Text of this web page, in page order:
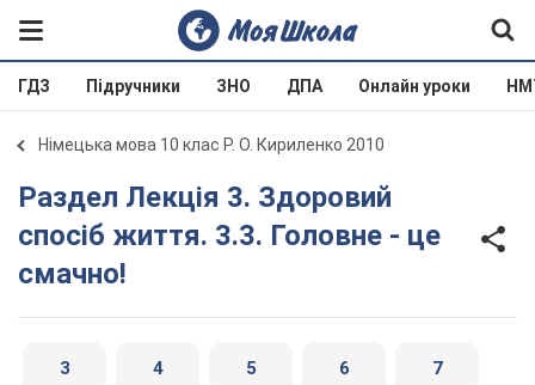
ГДЗ Підручники ЗНО ДПА Онлайн уроки
Німецька мова 10 клас Р. О. Кириленко 2010
Раздел Лекція 3. Здоровий
спосіб життя. 3.3. Головне - це
смачно!
3 4 5 6 7